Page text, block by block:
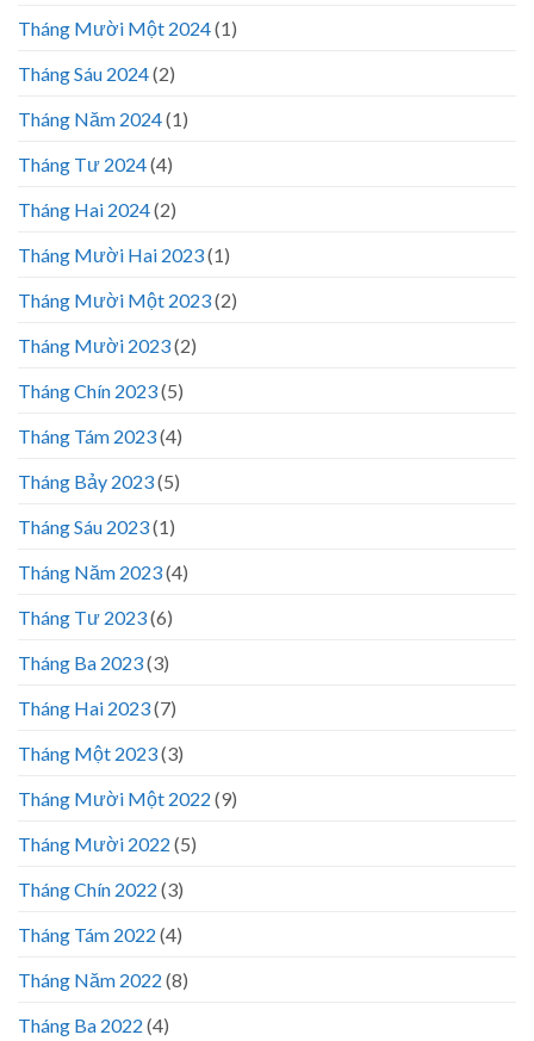
Tháng Mười Một 2024(1)
Tháng Sáu 2024(2)
Tháng Năm 2024(1)
Tháng Tư 2024(4)
Tháng Hai 2024(2)
Tháng Mười Hai 2023(1)
Tháng Mười Một 2023(2)
Tháng Mười 2023(2)
Tháng Chín 2023(5)
Tháng Tám 2023(4)
Tháng Bảy 2023(5)
Tháng Sáu 2023(1)
Tháng Năm 2023(4)
Tháng Tư 2023(6)
Tháng Ba 2023(3)
Tháng Hai 2023(7)
Tháng Một 2023(3)
Tháng Mười Một 2022 (9)
Tháng Mười 2022 (5)
Tháng Chín 2022 (3)
Tháng Tám 2022 (4)
Tháng Năm 2022 (8)
Tháng Ba 2022 (4)